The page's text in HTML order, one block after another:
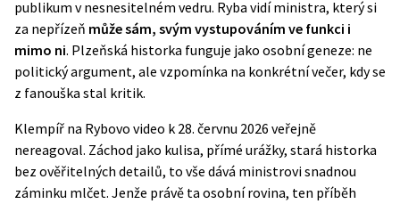
publikum v nesnesitelném vedru. Ryba vidí ministra, který si
za nepřízeň může sám, svým vystupováním ve funkci i
mimo ni. Plzeňská historka funguje jako osobní geneze: ne
politický argument, ale vzpomínka na konkrétní večer, kdy se
z fanouška stal kritik.
Klempíř na Rybovo video k 28. červnu 2026 veřejně
nereagoval. Záchod jako kulisa, přímé urážky, stará historka
bez ověřitelných detailů, to vše dává ministrovi snadnou
záminku mlčet. Jenže právě ta osobní rovina, ten příběh